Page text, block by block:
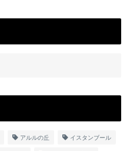
アルルの丘 イスタンブール